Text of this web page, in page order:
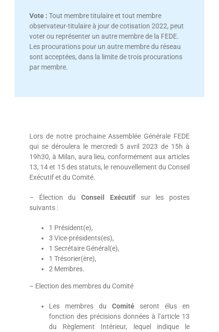
Vote : Tout membre titulaire et tout membre
observateur-titulaire à jour de cotisation 2022, peut
voter ou représenter un autre membre de la FEDE.
Les procurations pour un autre membre du réseau
sont acceptées, dans la limite de trois procurations
par membre.
Lors de notre prochaine Assemblée Générale FEDE
qui se déroulera le mercredi 5 avril 2023 de 15h à
19h30, à Milan, aura lieu, conformément aux articles
13, 14 et 15 des statuts, le renouvellement du Conseil
Exécutif et du Comité.
– Élection du Conseil Exécutifsur les postes
suivants :
1 Président(e),
3 Vice-présidents(es),
1 Secrétaire Général(e),
1 Trésorier(ère),
2 Membres.
– Election des membres du Comité
Les membres du Comité seront élus en
fonction des précisions données à l’article 13
du Règlement Intérieur, lequel indique le